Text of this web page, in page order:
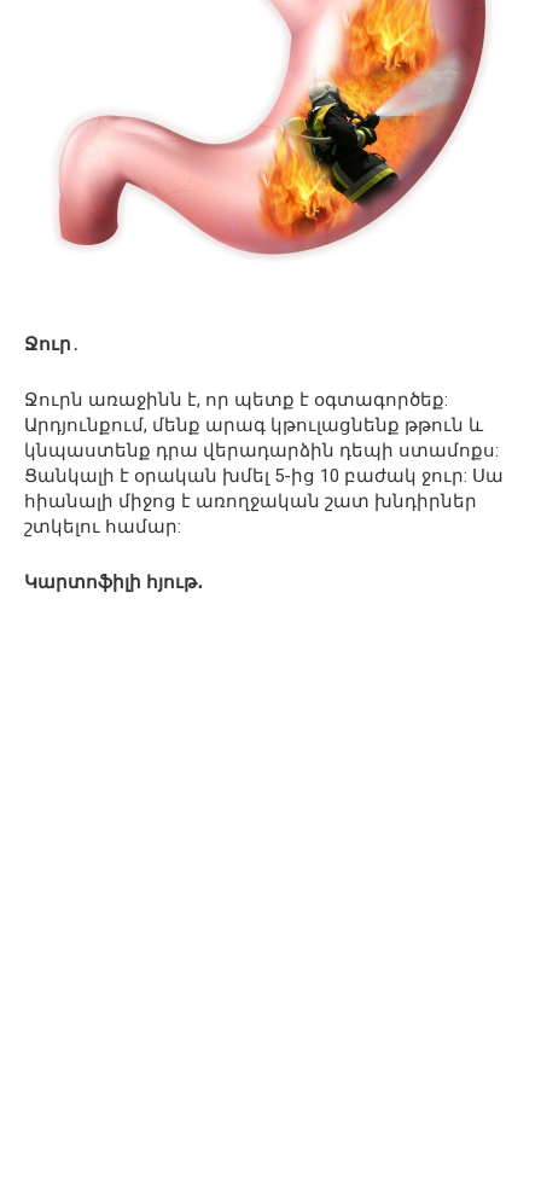
Ջուր ․
Ջուրն առաջինն է, որ պետք է օգտագործեք:
Արդյունքում, մենք արագ կթուլացնենք թթուն և
կնպաստենք դրա վերադարձին դեպի ստամոքս:
Ցանկալի է օրական խմել 5-ից 10 բաժակ ջուր: Սա
հիանալի միջոց է առողջական շատ խնդիրներ
շտկելու համար:
Կարտոֆիլի հյութ․